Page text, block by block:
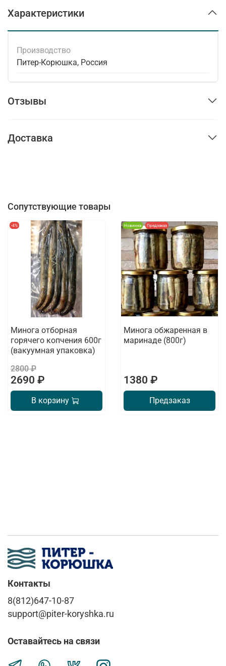
Характеристики
Производство
Питер-Корюшка, Россия
Отзывы
Доставка
Сопутствующие товары
-4%
Минога отборная
горячего копчения 600г
(вакуумная упаковка)
2800 ₽
2690 ₽
В корзину
Новинка Предзаказ
Минога обжаренная в
маринаде (800г)
1380 ₽
Предзаказ
Контакты
8(812)647-10-87
support@piter-koryshka.ru
Оставайтесь на связи